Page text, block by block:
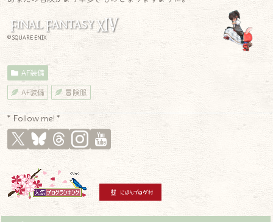
© SQUARE ENIX
AF装備
AF装備 冒険服
* Follow me! *